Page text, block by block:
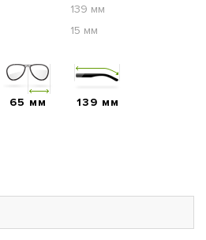
139 мм
15 мм
65 мм 139 мм